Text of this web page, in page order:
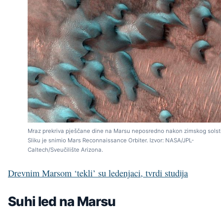
Mraz prekriva pješčane dine na Marsu neposredno nakon zimskog
Sliku je snimio Mars Reconnaissance Orbiter. Izvor: NASA/JPL-
Caltech/Sveučilište Arizona.
Drevnim Marsom ‘tekli’ su ledenjaci, tvrdi studija
Suhi led na Marsu